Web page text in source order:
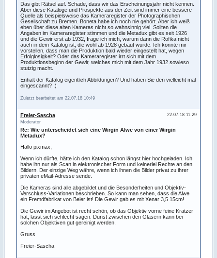
Das gibt Rätsel auf. Schade, dass wir das Erscheinungsjahr nicht kennen.
Aber diese Kataloge und Prospekte aus der Zeit sind immer eine bessere
Quelle als beispielsweise das Kameraregister der Photographischen
Gesellschaft zu Bremen. Boneta habe ich noch nie gehört. Aber ich weiß
eben über diese alten Kameras nicht so wahnsinnig viel. Sollten die
Angaben im Kameraregister stimmen und die Metadux gibt es seit 1926
und die Gewir erst ab 1932, frage ich mich, warum dann die Rofika nicht
auch in dem Katalog ist, die wohl ab 1928 gebaut wurde. Ich könnte mir
vorstellen, dass man die Produktion bald wieder eingestellt hat, wegen
Erfolglosigkeit? Oder das Kameraregister irrt sich mit dem
Produktionsbeginn der Gewir, welches mich mit dem Jahr 1932 sowieso
stutzig macht.
Enhält der Katalog eigentlich Abbildungen? Und haben Sie den vielleicht mal
eingescannt? ;)
Zuletzt bearbeitet am 22.07.18 10:49
22.07.18 11:29
Freier-Sascha
Moderator
Re: Wie unterscheidet sich eine Wirgin Alwe von einer Wirgin
Metadux?
Hallo pixmax,
Wenn ich dürfte, hätte ich den Katalog schon längst hier hochgeladen. Ich
habe ihn nur als Scan in elektronischer Form und keinerlei Rechte an den
Bildern. Der einzige Weg währe, wenn ich ihnen die Bilder privat zu ihrer
privaten eMail-Adresse sende.
Die Kameras sind alle abgebildet und die Besonderheiten und Objektiv-
Verschluss-Variationen beschrieben. So kann man sehen, dass die Alwe
ein Fremdfabrikat von Beier ist! Die Gewir gab es mit Xenar 3,5 15cm!
Die Gewir im Angebot ist recht schön, ob das Objektiv vorne feine Kratzer
hat, lässt sich schlecht sagen. Dunst zwischen den Gläsern kann bei
solchen Objektiven gut gereinigt werden.
Gruss
Freier-Sascha